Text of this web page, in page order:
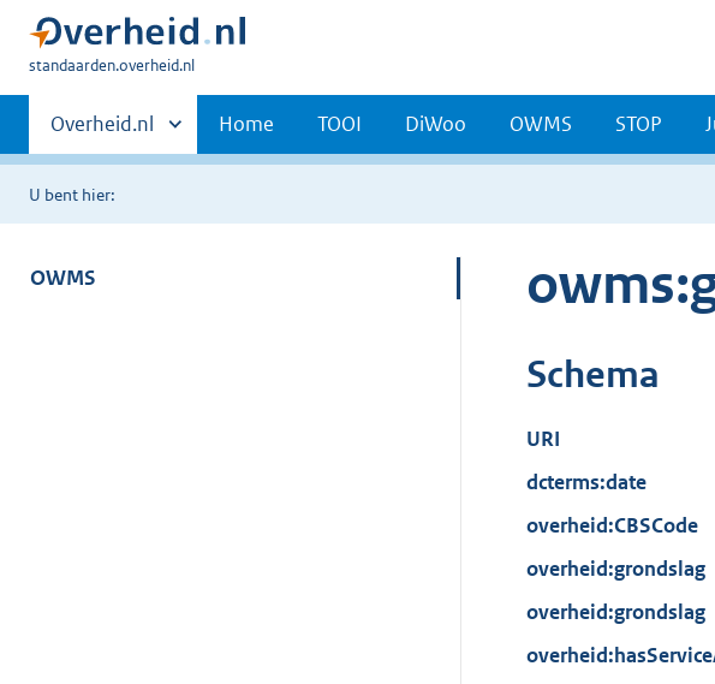
U
hier:
standaarden.overheid.nl
Primaire
navigatie
Andere
sites
binnen
Overheid.nl Home TOOI DiWoo OWMS STOP
U bent hier:
OWMS
Schema
URI
dcterms:date
overheid:CBSCode
overheid:grondslag
overheid:grondslag